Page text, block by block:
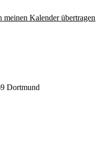
meinen Kalender übertragen
Dortmund